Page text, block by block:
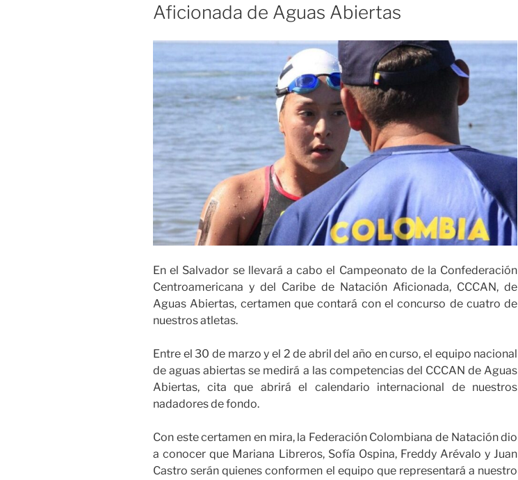
Aficionada de Aguas Abiertas
En el Salvador se llevará a cabo el Campeonato de la Confederación
Centroamericana y del Caribe de Natación Aficionada, CCCAN, de
Aguas Abiertas, certamen que contará con el concurso de cuatro de
nuestros atletas.
Entre el 30 de marzo y el 2 de abril del año en curso, el equipo nacional
de aguas abiertas se medirá a las competencias del CCCAN de Aguas
Abiertas, cita que abrirá el calendario internacional de nuestros
nadadores de fondo.
Con este certamen en mira, la Federación Colombiana de Natación dio
a conocer que Mariana Libreros, Sofía Ospina, Freddy Arévalo y Juan
Castro serán quienes conformen el equipo que representará a nuestro